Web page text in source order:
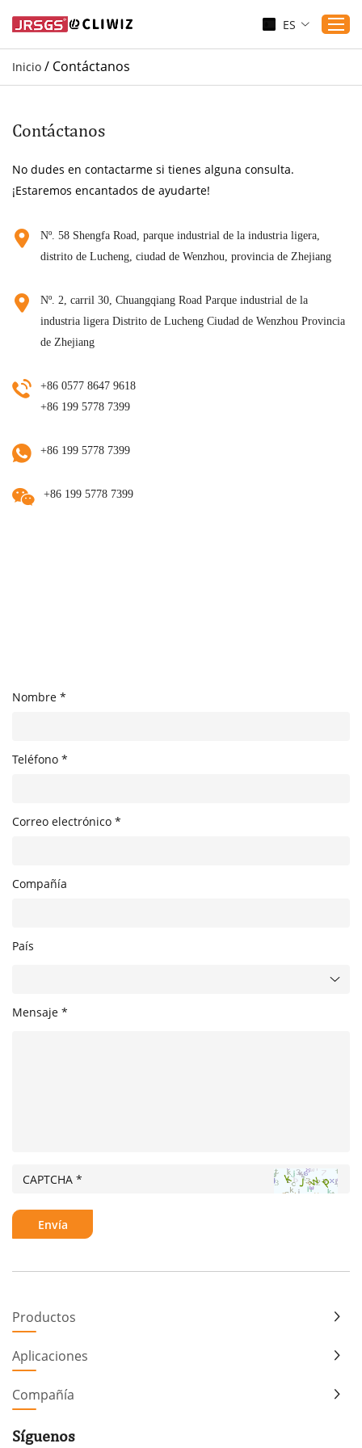
Sustenibilidad
Blogs
Sobre nosotros
ES
Inicio / Contáctanos
Contáctanos
No dudes en contactarme si tienes alguna consulta.
¡Estaremos encantados de ayudarte!
Nº. 58 Shengfa Road, parque industrial de la industria ligera,
distrito de Lucheng, ciudad de Wenzhou, provincia de Zhejiang
Nº. 2, carril 30, Chuangqiang Road Parque industrial de la
industria ligera Distrito de Lucheng Ciudad de Wenzhou Provincia
de Zhejiang
+86 0577 8647 9618
+86 199 5778 7399
+86 199 5778 7399
+86 199 5778 7399
Nombre *
Teléfono *
Correo electrónico *
Compañía
País
Mensaje *
Síguenos
Productos
Aplicaciones
Compañía